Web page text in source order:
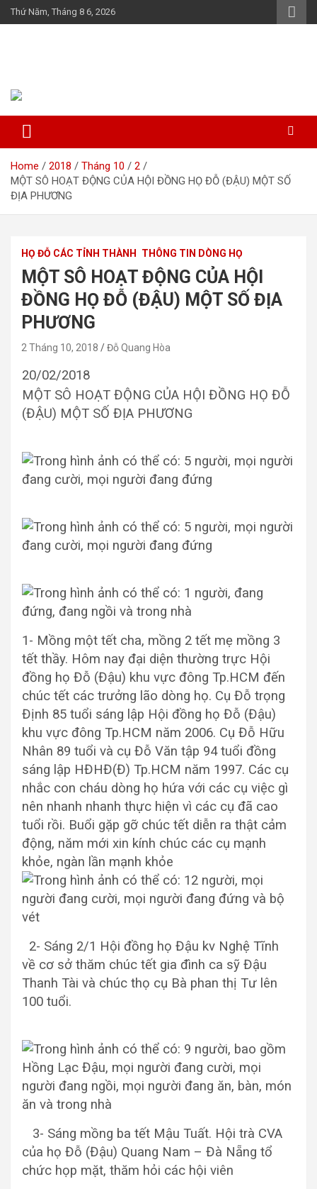
Skip
to
Thứ Năm, Tháng 8 6, 2026
Home 2018 Tháng 10
2
MỘT SÔ HOẠT ĐỘNG CỦA HỘI ĐỒNG HỌ ĐỖ (ĐẬU) MỘT SỐ
ĐỊA PHƯƠNG
HỌ ĐỖ CÁC TỈNH THÀNH THÔNG TIN DÒNG HỌ
MỘT SÔ HOẠT ĐỘNG CỦA HỘI
ĐỒNG HỌ ĐỖ (ĐẬU) MỘT SỐ ĐỊA
PHƯƠNG
2 Tháng 10, 2018 Đỗ Quang Hòa
20/02/2018
MỘT SÔ HOẠT ĐỘNG CỦA HỘI ĐỒNG HỌ ĐỖ
(ĐẬU) MỘT SỐ ĐỊA PHƯƠNG
1- Mồng một tết cha, mồng 2 tết mẹ mồng 3
tết thầy. Hôm nay đại diện thường trực Hội
đồng họ Đỗ (Đậu) khu vực đông Tp.HCM đến
chúc tết các trưởng lão dòng họ. Cụ Đỗ trọng
Định 85 tuổi sáng lập Hội đồng họ Đỗ (Đậu)
khu vực đông Tp.HCM năm 2006. Cụ Đỗ Hữu
Nhân 89 tuổi và cụ Đỗ Văn tập 94 tuổi đồng
sáng lập HĐHĐ(Đ) Tp.HCM năm 1997. Các cụ
nhắc con cháu dòng họ hứa với các cụ việc gì
nên nhanh nhanh thực hiện vì các cụ đã cao
tuổi rồi. Buổi gặp gỡ chúc tết diễn ra thật cảm
động, năm mới xin kính chúc các cụ mạnh
khỏe, ngàn lần mạnh khỏe
2- Sáng 2/1 Hội đồng họ Đậu kv Nghệ Tĩnh
về cơ sở thăm chúc tết gia đình ca sỹ Đậu
Thanh Tài và chúc thọ cụ Bà phan thị Tư lên
100 tuổi.
3- Sáng mồng ba tết Mậu Tuất. Hội trà CVA
của họ Đỗ (Đậu) Quang Nam – Đà Nẵng tổ
chức họp mặt, thăm hỏi các hội viên